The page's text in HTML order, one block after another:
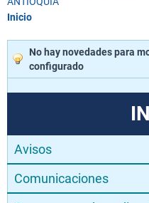
Inicio
No hay novedades para
configurado
Avisos
Comunicaciones